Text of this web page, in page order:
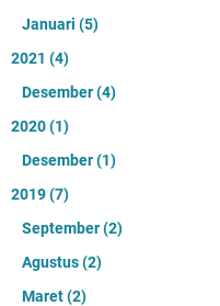
Januari (5)
2021 (4)
Desember(4)
2020(1)
Desember(1)
2019(7)
September(2)
Agustus(2)
Maret(2)